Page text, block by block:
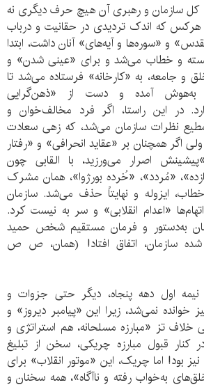
کل سازمان و رهبری آن هیچ حرف دیگری نه
هرکس که اندک تردیدی در حقانیت و درباب
و «سوره‌ها و آیه‌های» آنان داشت، ابتدا
و خطاب می‌شد و برای «عینی شدن» و
و جامعه، به «کارخانه» فرستاده می‌شد تا
به‌هوش آمده و دست از «ذهن‌گرایی
در این راستا، اگر فرد مخالف‌خوان و
نظرات سازمان می‌شد، که زهی سعادت
اگر همچنان بر «عقاید انحرافی» و «رفتار
اصرار می‌ورزید، با القابی چون
«مُردد»، «خُرده بورژوا»، همان مشرک
ایزوله و نهایتاً حذف می‌شد. سازمان
«اعدام انقلابی» و سر به نیست کرد.
به‌دستور و فرمان مستقیم شخص حمید
سازمان، اتفاق افتاد! (همان، ص ص
اول دهه پنجاه، دیگر حتی جزوات و
نمی‌شد، زیرا این «پیامبر دیروز» و
خلاف تز «مبارزه مسلحانه، هم استراتژی و
کنار قبول مبارزه چریکی، سخن از تبلیغ
بود! اما چریک، این «موتور انقلاب» برای
به‌خواب رفته و ناآگاه»، همه سخنان و